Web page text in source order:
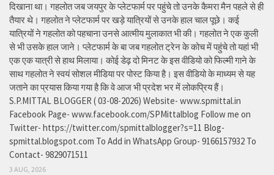
दिखाना था। गहलोत जब जयपुर के प्लेटफार्म पर पहुंचे तो उनके कैमरा मैन पहले से ही
तैयार थे। गहलोत ने प्लेटफार्म पर खड़े यात्रियों से उनके हाल चाल पूछे। कई
यात्रियों ने गहलोत को पहचाना उनसे आत्मीय मुलाकात भी की। गहलोत ने एक कुली
से भी उसके हाल जाने। प्लेटफार्म के बा जब गहलोत ट्रेन के कोच में पहुंचे तो यहां भी
एक एक यात्री से हाथ मिलाया। कोई डेढ़ दो मिनट के इस वीडियो को फिल्मी गाने के
साथ गहलोत ने स्वयं सोशल मीडिया पर पोस्ट किया है। इस वीडियो के माध्यम से यह
जताने का प्रयास किया गया है कि वे आज भी प्रदेश भर में लोकप्रिय हैं।
S.P.MITTAL BLOGGER ( 03-08-2026) Website- www.spmittal.in
Facebook Page- www.facebook.com/SPMittalblog Follow me on
Twitter- https://twitter.com/spmittalblogger?s=11 Blog-
spmittal.blogspot.com To Add in WhatsApp Group- 9166157932 To
Contact- 9829071511
3 AUG, 2026